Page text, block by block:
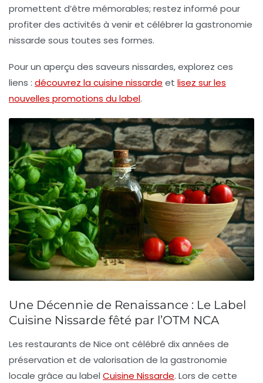
promettent d’être mémorables; restez informé pour
profiter des activités à venir et célébrer la gastronomie
nissarde sous toutes ses formes.
Pour un aperçu des saveurs nissardes, explorez ces
liens : découvrez la cuisine nissarde et lisez sur les
nouvelles promotions du label.
Une Décennie de Renaissance : Le Label
Cuisine Nissarde fêté par l’OTM NCA
Les restaurants de Nice ont célébré dix années de
préservation et de valorisation de la gastronomie
locale grâce au label Cuisine Nissarde. Lors de cette